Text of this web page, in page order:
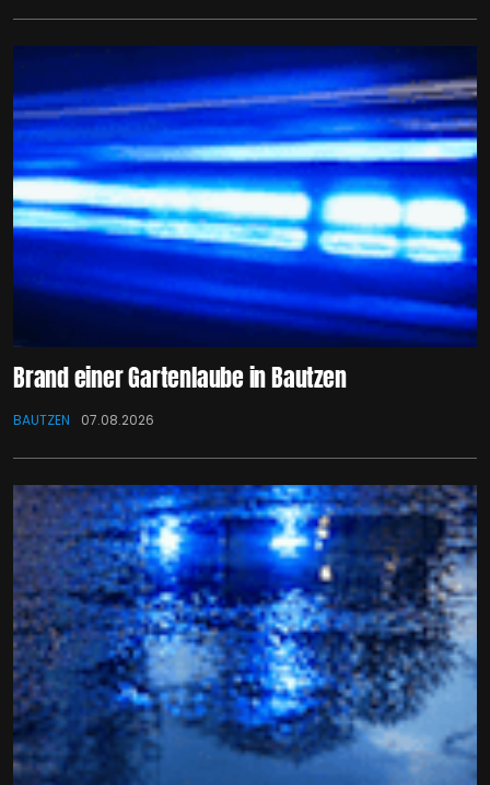
Brand einer Gartenlaube in Bautzen
BAUTZEN 07.08.2026